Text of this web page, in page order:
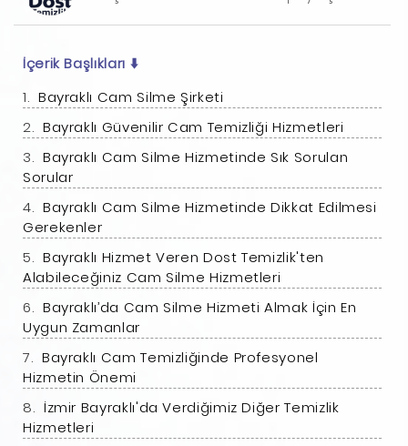
İçerik Başlıkları ⬇️
Bayraklı Cam Silme Şirketi
Bayraklı Güvenilir Cam Temizliği Hizmetleri
Bayraklı Cam Silme Hizmetinde Sık Sorulan
Sorular
Bayraklı Cam Silme Hizmetinde Dikkat Edilmesi
Gerekenler
Bayraklı Hizmet Veren Dost Temizlik'ten
Alabileceğiniz Cam Silme Hizmetleri
Bayraklı’da Cam Silme Hizmeti Almak İçin En
Uygun Zamanlar
Bayraklı Cam Temizliğinde Profesyonel
Hizmetin Önemi
İzmir Bayraklı'da Verdiğimiz Diğer Temizlik
Hizmetleri